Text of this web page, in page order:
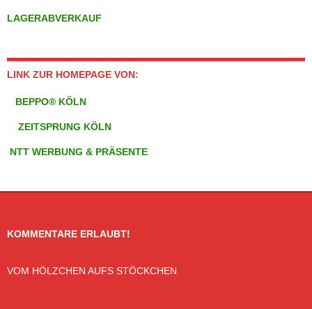
LAGERABVERKAUF
LINK ZUR HOMEPAGE VON:
BEPPO® KÖLN
ZEITSPRUNG KÖLN
NTT WERBUNG & PRÄSENTE
KOMMENTARE ERLAUBT!
VOM HÖLZCHEN AUFS STÖCKCHEN